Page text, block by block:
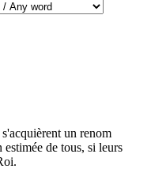
un renom
estimée de tous, si leurs